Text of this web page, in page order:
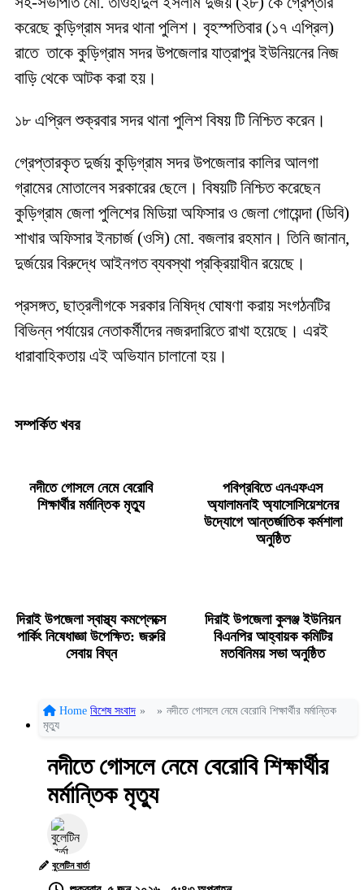
করেছে কুড়িগ্রাম সদর থানা পুলিশ। বৃহস্পতিবার (১৭ এপ্রিল)
রাতে তাকে কুড়িগ্রাম সদর উপজেলার যাত্রাপুর ইউনিয়নের নিজ
বাড়ি থেকে আটক করা হয়।
১৮ এপ্রিল শুক্রবার সদর থানা পুলিশ বিষয় টি নিশ্চিত করেন।
গ্রেপ্তারকৃত দুর্জয় কুড়িগ্রাম সদর উপজেলার কালির আলগা
গ্রামের মোতালেব সরকারের ছেলে। বিষয়টি নিশ্চিত করেছেন
কুড়িগ্রাম জেলা পুলিশের মিডিয়া অফিসার ও জেলা গোয়েন্দা (ডিবি)
শাখার অফিসার ইনচার্জ (ওসি) মো. বজলার রহমান। তিনি জানান,
দুর্জয়ের বিরুদ্ধে আইনগত ব্যবস্থা প্রক্রিয়াধীন রয়েছে।
প্রসঙ্গত, ছাত্রলীগকে সরকার নিষিদ্ধ ঘোষণা করায় সংগঠনটির
বিভিন্ন পর্যায়ের নেতাকর্মীদের নজরদারিতে রাখা হয়েছে। এরই
ধারাবাহিকতায় এই অভিযান চালানো হয়।
সম্পর্কিত খবর
নদীতে গোসলে নেমে বেরোবি
শিক্ষার্থীর মর্মান্তিক মৃত্যু
পবিপ্রবিতে এনএফএস
অ্যালামনাই অ্যাসোসিয়েশনের
উদ্যোগে আন্তর্জাতিক কর্মশালা
অনুষ্ঠিত
দিরাই উপজেলা স্বাস্থ্য কমপ্লেক্সে
পার্কিং নিষেধাজ্ঞা উপেক্ষিত: জরুরি
সেবায় বিঘ্ন
দিরাই উপজেলা কুলঞ্জ ইউনিয়ন
বিএনপির আহ্বায়ক কমিটির
মতবিনিময় সভা অনুষ্ঠিত
Home বিশেষ সংবাদ » » নদীতে গোসলে নেমে বেরোবি শিক্ষার্থীর মর্মান্তিক
মৃত্যু
নদীতে গোসলে নেমে বেরোবি শিক্ষার্থীর
মর্মান্তিক মৃত্যু
বুলেটিন বার্তা